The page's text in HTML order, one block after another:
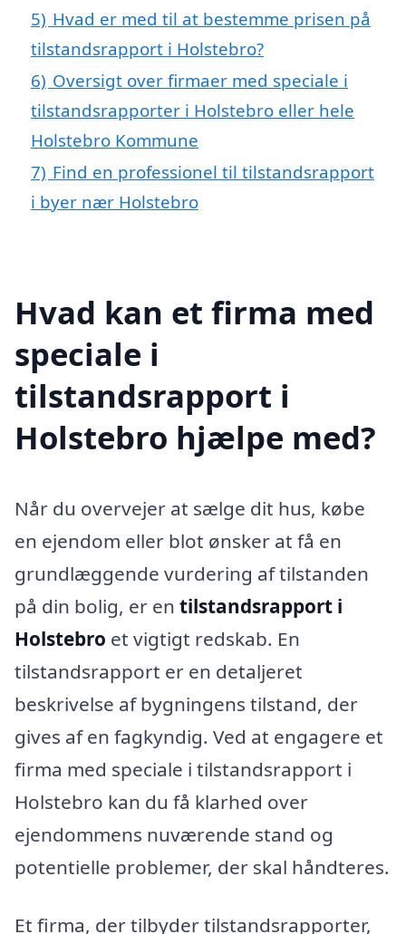
5) Hvad er med til at bestemme prisen på
tilstandsrapport i Holstebro?
6) Oversigt over firmaer med speciale i
tilstandsrapporter i Holstebro eller hele
Holstebro Kommune
7) Find en professionel til tilstandsrapport
i byer nær Holstebro
Hvad kan et firma med
speciale i
tilstandsrapport i
Holstebro hjælpe med?
Når du overvejer at sælge dit hus, købe
en ejendom eller blot ønsker at få en
grundlæggende vurdering af tilstanden
på din bolig, er en tilstandsrapport i
Holstebro et vigtigt redskab. En
tilstandsrapport er en detaljeret
beskrivelse af bygningens tilstand, der
gives af en fagkyndig. Ved at engagere et
firma med speciale i tilstandsrapport i
Holstebro kan du få klarhed over
ejendommens nuværende stand og
potentielle problemer, der skal håndteres.
Et firma, der tilbyder tilstandsrapporter,